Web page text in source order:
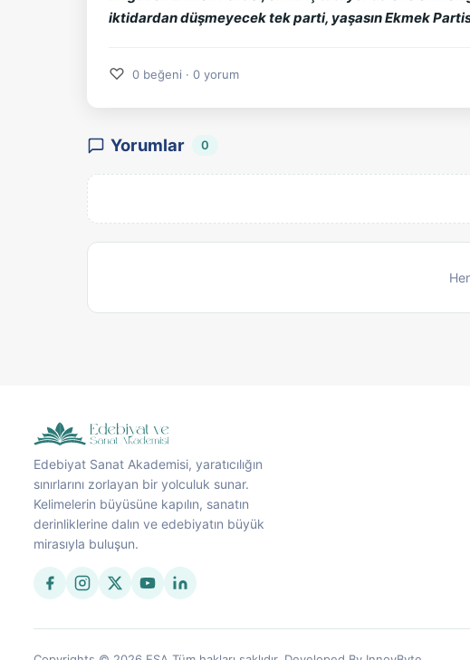
iktidardan düşmeyecek tek parti, yaşasın Ekmek
♡ 0 beğeni · 0 yorum
Yorumlar 0
Edebiyat Sanat Akademisi, yaratıcılığın
sınırlarını zorlayan bir yolculuk sunar.
Kelimelerin büyüsüne kapılın, sanatın
derinliklerine dalın ve edebiyatın büyük
mirasıyla buluşun.